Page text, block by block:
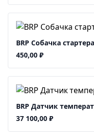
BRP Собачка стартера
450,00 ₽
BRP Датчик
37 100,00 ₽